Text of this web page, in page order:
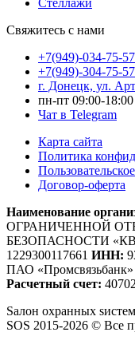
Стеллажи
Свяжитесь с нами
+7(949)-034-75-57
+7(949)-304-75-57
г. Донецк, ул.
пн-пт 09:00-18:00
Чат в Telegram
Карта сайта
Политика
Договор-оферта
Наименование
ОГРАНИЧЕННОЙ
БЕЗОПАСНОСТИ
1229300117661 ИНН:
ПАО «Промсвязьбанк»
Расчетный счет:
Sалон охранных sистем
SOS 2015-2026 © Все